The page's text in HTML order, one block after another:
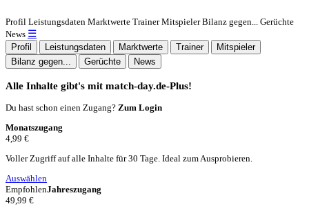
Profil Leistungsdaten Marktwerte Trainer Mitspieler Bilanz gegen... Gerüchte
News ☰
Profil Leistungsdaten Marktwerte Trainer
Mitspieler
Bilanz gegen...
Gerüchte News
Alle Inhalte gibt's mit match-day.de-Plus!
Du hast schon einen Zugang? Zum Login
Monatszugang
4,99 €
Voller Zugriff auf alle Inhalte für 30 Tage. Ideal zum Ausprobieren.
Auswählen
EmpfohlenJahreszugang
49,99 €